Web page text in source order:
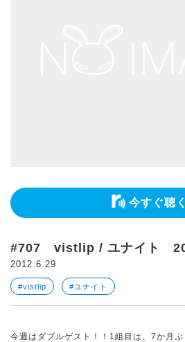
今すぐ聴
#707 vistlip / ユナイト
2012.6.29
#vistlip #ユナイト
今週はダブルゲスト！！ 1 組目は、 7か月ぶ